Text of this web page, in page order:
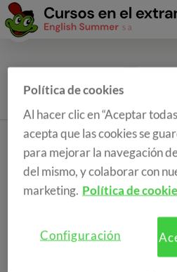
Política de cookies
Al hacer clic en “Aceptar
acepta que las cookies se
para mejorar la navegación
del mismo, y colaborar con
marketing. Política de
Configuración